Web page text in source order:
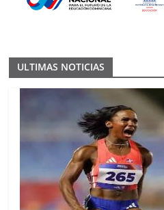
ULTIMAS NOTICIAS